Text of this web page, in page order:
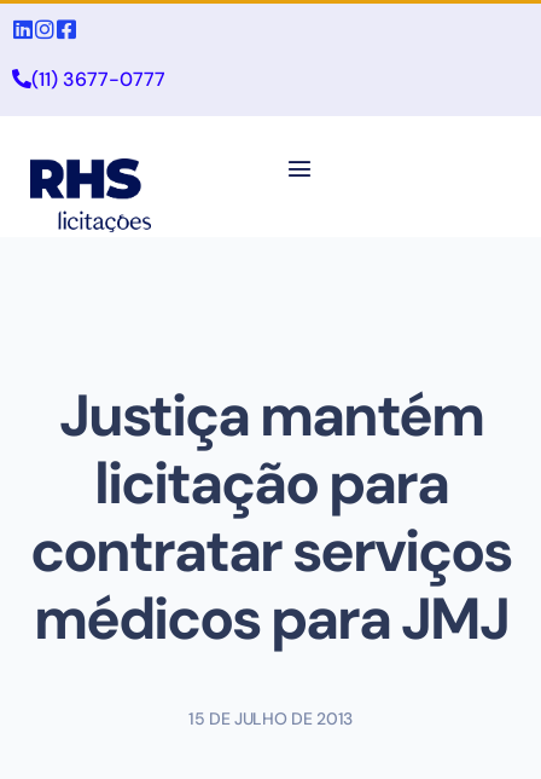
(11) 3677-0777
Justiça mantém
licitação para
contratar serviços
médicos para JMJ
15 DE JULHO DE 2013